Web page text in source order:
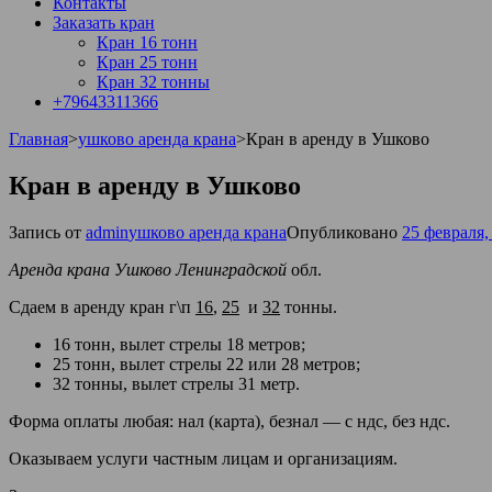
Заказать кран
Кран 16 тонн
Кран 25 тонн
Кран 32 тонны
+79643311366
Главная>ушково аренда крана>Кран в аренду в Ушково
Кран в аренду в Ушково
Запись от adminушково аренда кранаОпубликовано 25
Аренда крана Ушково Ленинградской обл.
Сдаем в аренду кран г\п 16, 25 и 32 тонны.
16 тонн, вылет стрелы 18 метров;
25 тонн, вылет стрелы 22 или 28 метров;
32 тонны, вылет стрелы 31 метр.
Форма оплаты любая: нал (карта), безнал — с ндс, без ндс.
Оказываем услуги частным лицам и организациям.